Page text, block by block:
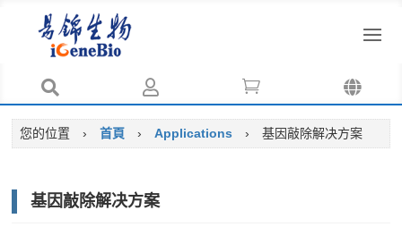
   
您的位置 › 首頁 › Applications › 基因敲除解决方案
基因敲除解决方案